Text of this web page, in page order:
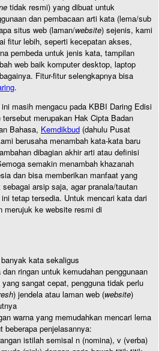
tidak resmi) yang dibuat untuk
dan pembacaan arti kata (lema/sub
situs web (laman/website) sejenis, kami
fitur lebih, seperti kecepatan akses,
pembeda untuk jenis kata, tampilan
web baik komputer desktop, laptop
Fitur-fitur selengkapnya bisa
.
masih mengacu pada KBBI Daring Edisi
merupakan Hak Cipta Badan
Bahasa, Kemdikbud (dahulu Pusat
berusaha menambah kata-kata baru
dibagian akhir arti atau definisi
semakin menambah khazanah
dan bisa memberikan manfaat yang
arsip saja, agar pranala/tautan
tetap tersedia. Untuk mencari kata dari
merujuk ke website resmi di
kata sekaligus
ringan untuk kemudahan penggunaan
sangat cepat, pengguna tidak perlu
) jendela atau laman web (website)
warna yang memudahkan mencari lema
beberapa penjelasannya:
istilah semisal n (nomina), v (verba)